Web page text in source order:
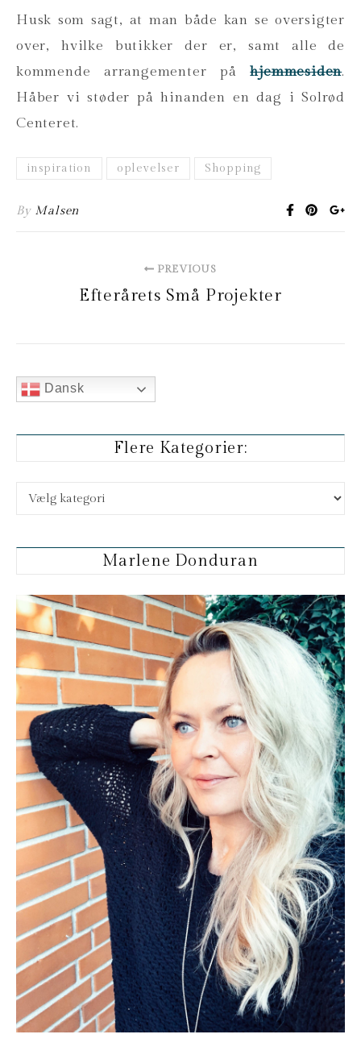
Husk som sagt, at man både kan se oversigter
over, hvilke butikker der er, samt alle de
kommende arrangementer påhjemmesiden.
Håber vi støder på hinanden en dag i Solrød
Centeret.
inspiration oplevelser Shopping
By Malsen
PREVIOUS
Efterårets Små Projekter
Dansk
Flere Kategorier:
Flere kategorier:
Marlene Donduran